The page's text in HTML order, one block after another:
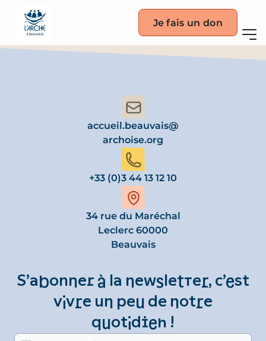
Je fais un don
accueil.beauvais@
archoise.org
+33 (0)3 44 13 12 10
34 rue du Maréchal
Leclerc 60000
Beauvais
S’abonner à la newsletter, c’est
vivre un peu de notre
quotidien !